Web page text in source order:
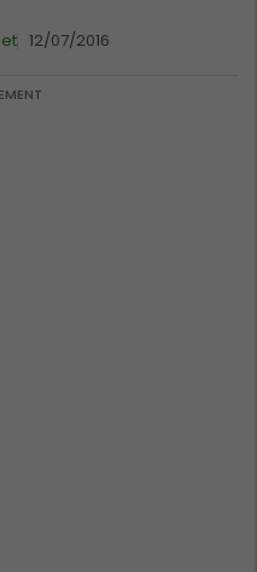
12/07/2016